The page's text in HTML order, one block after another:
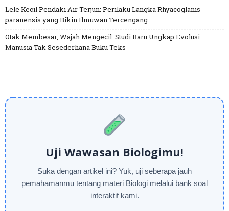
Lele Kecil Pendaki Air Terjun: Perilaku Langka Rhyacoglanis
paranensis yang Bikin Ilmuwan Tercengang
Otak Membesar, Wajah Mengecil: Studi Baru Ungkap Evolusi
Manusia Tak Sesederhana Buku Teks
Uji Wawasan Biologimu!
Suka dengan artikel ini? Yuk, uji seberapa jauh
pemahamanmu tentang materi Biologi melalui bank soal
interaktif kami.